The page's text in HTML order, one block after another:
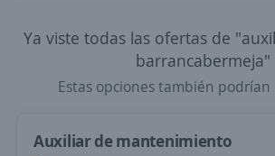
Ya viste todas las ofertas de
barrancabermeja"
Estas opciones también
Auxiliar de mantenimiento